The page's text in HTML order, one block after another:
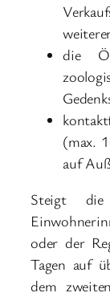
die
(max.
auf
Steigt die
oder der
Tagen auf
dem